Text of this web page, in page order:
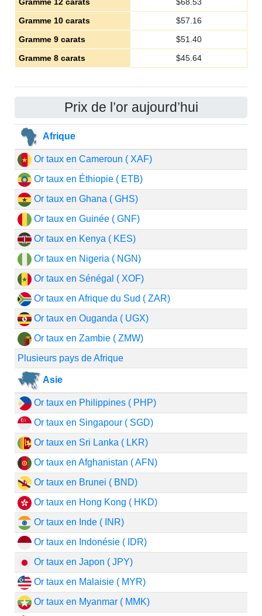
Gramme 10 carats
$57.16
Gramme 9 carats
$51.40
Gramme 8 carats
$45.64
Prix de l’or aujourd’hui
Afrique
Or taux en Cameroun ( XAF)
Or taux en Éthiopie ( ETB)
Or taux en Ghana ( GHS)
Or taux en Guinée ( GNF)
Or taux en Kenya ( KES)
Or taux en Nigeria ( NGN)
Or taux en Sénégal ( XOF)
Or taux en Afrique du Sud ( ZAR)
Or taux en Ouganda ( UGX)
Or taux en Zambie ( ZMW)
Plusieurs pays de Afrique
Asie
Or taux en Philippines ( PHP)
Or taux en Singapour ( SGD)
Or taux en Sri Lanka ( LKR)
Or taux en Afghanistan ( AFN)
Or taux en Brunei ( BND)
Or taux en Hong Kong ( HKD)
Or taux en Inde ( INR)
Or taux en Indonésie ( IDR)
Or taux en Japon ( JPY)
Or taux en Malaisie ( MYR)
Or taux en Myanmar ( MMK)